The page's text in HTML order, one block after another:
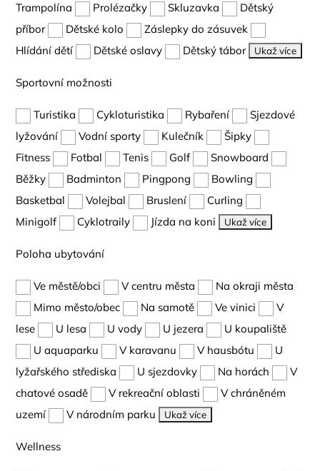
Trampolína
Prolézačky Skluzavka
Dětský
příbor
Dětské kolo
Záslepky do zásuvek
Hlídání dětí
Dětské oslavy Dětský tábor Ukaž více
Sportovní možnosti
Turistika Cykloturistika Rybaření
Sjezdové
lyžování
Vodní sporty Kulečník
Šipky
Fitness
Fotbal Tenis Golf
Snowboard
Běžky
Badminton Pingpong
Bowling
Basketbal
Volejbal Bruslení
Curling
Minigolf
Cyklotraily Jízda na koni Ukaž více
Poloha ubytování
Ve městě/obci V centru města
Na okraji města
Mimo město/obec
Na samotě Ve vinici
V
lese
U lesa U vody U jezera
U koupaliště
U aquaparku
V karavanu V hausbótu
U
lyžařského střediska
U sjezdovky Na horách
V
chatové osadě
V rekreační oblasti
V chráněném
uzemí
V národním parku Ukaž více
Wellness